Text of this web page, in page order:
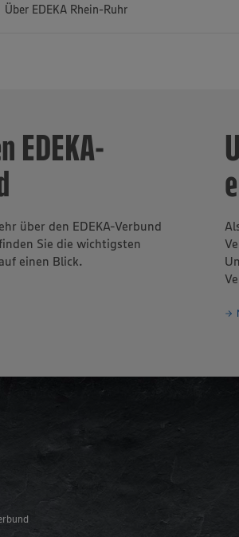
Über EDEKA Rhein-Ruhr
Getränkemärkte
Bäckerei Büsch gehören
Umsatz von rund 6,5
größten Arbeitgebern
eine Millionen Kundinnen
Sortimentsvielfalt.
EDEKA-
über den EDEKA-Verbund
Sie die wichtigsten
einen Blick.
e